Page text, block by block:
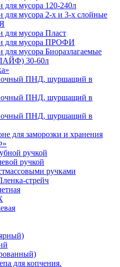
мусора 120-240л
мусора 2-х и 3-х слойные
мусора Пласт
для мусора ПРОФИ
мусора Биоразлагаемые
30-60л
ПНД, шуршащий в
ПНД, шуршащий в
ПНД, шуршащий в
для заморозки и хранения
ручкой
ручкой
ручками
стрейч